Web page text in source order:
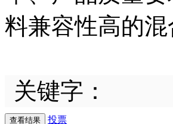
料兼容性高的
关键字：
投票